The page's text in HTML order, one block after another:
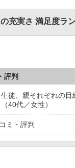
充実さ 満足度ラ
評判
徒、親それぞれの
40代／女性）
ミ・評判